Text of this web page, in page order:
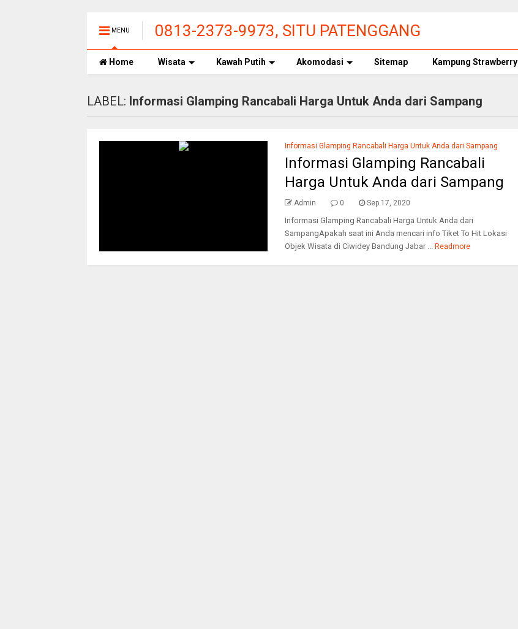
MENU
0813-2373-9973, SITU PATENGGANG
CIWIDEY, HARGA TIKET MASUK
Home Wisata Kawah Putih Akomodasi Sitemap Kampung Strawberry
LABEL: Informasi Glamping Rancabali Harga Untuk Anda dari Sampang
Informasi Glamping Rancabali Harga Untuk Anda dari Sampang
Informasi Glamping Rancabali
Harga Untuk Anda dari Sampang
Admin 0 Sep 17, 2020
Informasi Glamping Rancabali Harga Untuk Anda dari
SampangApakah saat ini Anda mencari info Tiket To Hit Lokasi
Objek Wisata di Ciwidey Bandung Jabar ... Readmore